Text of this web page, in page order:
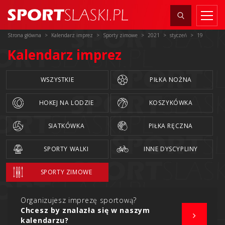
Strona główna Kalendarz imprez Sporty zimowe 2021 styczeń 19
Kalendarz imprez
WSZYSTKIE PIŁKA NOŻNA
HOKEJ NA LODZIE KOSZYKÓWKA
SIATKÓWKA PIŁKA RĘCZNA
SPORTY WALKI INNE DYSCYPLINY
SPORTY ZIMOWE
Organizujesz imprezę sportową?
Chcesz by znalazła się w naszym
kalendarzu?